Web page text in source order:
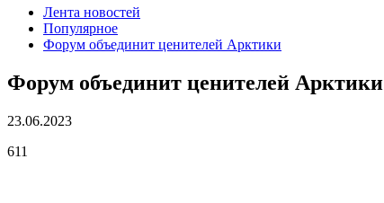
Лента новостей
Популярное
Форум объединит ценителей Арктики
Форум объединит ценителей Арктики
23.06.2023
611